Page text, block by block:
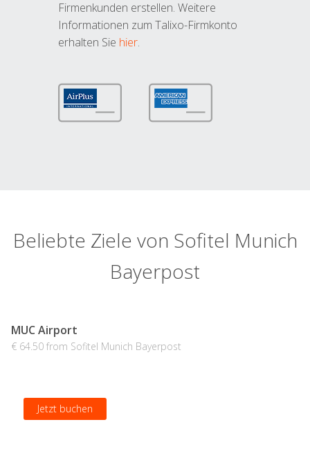
Firmenkunden erstellen. Weitere
Informationen zum Talixo-Firmkonto
erhalten Sie hier.
Beliebte Ziele von Sofitel Munich
Bayerpost
MUC Airport
€ 64.50 from Sofitel Munich Bayerpost
Jetzt buchen